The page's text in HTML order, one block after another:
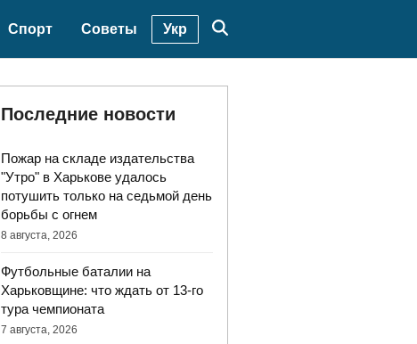
Спорт Советы Укр
Последние новости
Пожар на складе издательства
"Утро" в Харькове удалось
потушить только на седьмой день
борьбы с огнем
8 августа, 2026
Футбольные баталии на
Харьковщине: что ждать от 13-го
тура чемпионата
7 августа, 2026